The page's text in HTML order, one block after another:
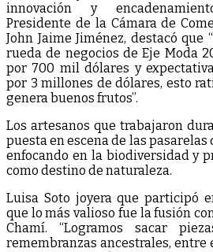
innovación y
Presidente de la Cámara de
John Jaime Jiménez, destacó
rueda de negocios de Eje Moda
por 700 mil dólares y
por 3 millones de dólares, esto
genera buenos frutos”.
Los artesanos que trabajaron
puesta en escena de las
enfocando en la biodiversidad y
como destino de naturaleza.
Luisa Soto joyera que participó
que lo más valioso fue la fusión
Chamí. “Logramos sacar
remembranzas ancestrales, entre